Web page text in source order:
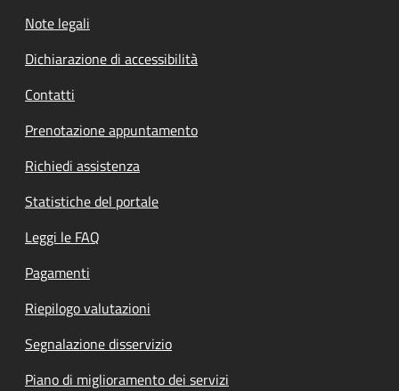
Note legali
Dichiarazione di accessibilità
Contatti
Prenotazione appuntamento
Richiedi assistenza
Statistiche del portale
Leggi le FAQ
Pagamenti
Riepilogo valutazioni
Segnalazione disservizio
Piano di miglioramento dei servizi